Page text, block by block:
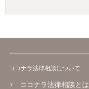
ココナラ法律相談について
ココナラ法律相談とは